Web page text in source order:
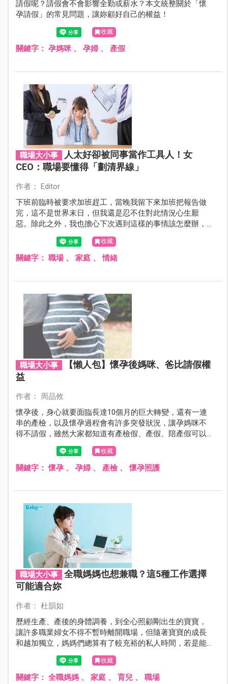
請假呢？請假會不會影響全勤或薪水？本文統整關於「懷
孕請假」的常見問題，讓妳顧好自己的權益！
收藏
關鍵字： 孕媽咪、 孕婦、 產假
職場大小事
人太好卻被同事當作工具人！女
CEO：職場要懂得「劃清界線」
作者： Editor
下班前臨時被要求加班趕工，當晚我留下來加班把報告做
完，這不是世界末日，但我還是忍不住對此情況心生厭
惡。除此之外，我也擔心下次遇到這樣的事情該怎麼辦，
因為我知道一定會再發生。當時抱著失落的心情，我向另
一個部門的心靈導師諮詢，向她解釋了我的矛盾。她毫不
猶豫地跟我說：「法蘭，妳需要訂出界線，不然其他人會
收藏
關鍵字： 職場、 家庭、情緒
職場大小事
【懶人包】懷孕後媽咪、爸比請假權
益
作者： 周品攸
懷孕後，身心就要面臨長達10個月的巨大轉變，還有一連
串的產檢，以及懷孕過程會有許多突發狀況，讓孕媽咪不
得不請假，雖然大家都知道有產檢假、產假、陪產假可以
請，但到底怎麼請？需要什麼程序都不太了解。以下針對
上班族媽咪、爸比可以請的假別做解說，別讓自己的權益
溜走囉～
收藏
關鍵字：懷孕、 孕婦、 產檢、懷孕照護
職場大小事
全職媽媽也想兼職？這5種工作選擇
可能適合妳
作者： 杜韻如
歷經生產、產後的身體調養，到全心照顧剛出生的寶寶，
讓許多職業婦女不得不暫時離開職場，但隨著寶寶的成長
和越加獨立，媽媽們總算有了較充裕的私人時間，若是能
善用這些時間做份兼職工作，一方面讓自己不至於和社會
脫節，另一方面也能貼補家用，最重要的是，可以陪伴孩
子度過珍貴的成長階段，對於媽媽們來說，似乎是最理想
收藏
關鍵字： 全職媽媽、 家庭、 育兒、 職場